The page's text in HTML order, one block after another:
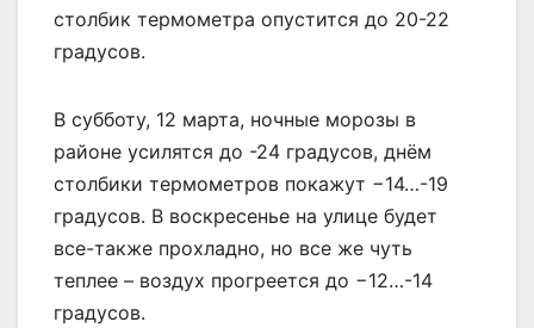
столбик термометра опустится до 20-22
градусов.
В субботу, 12 марта, ночные морозы в
районе усилятся до -24 градусов, днём
столбики термометров покажут −14…-19
градусов. В воскресенье на улице будет
все-также прохладно, но все же чуть
теплее – воздух прогреется до −12…-14
градусов.